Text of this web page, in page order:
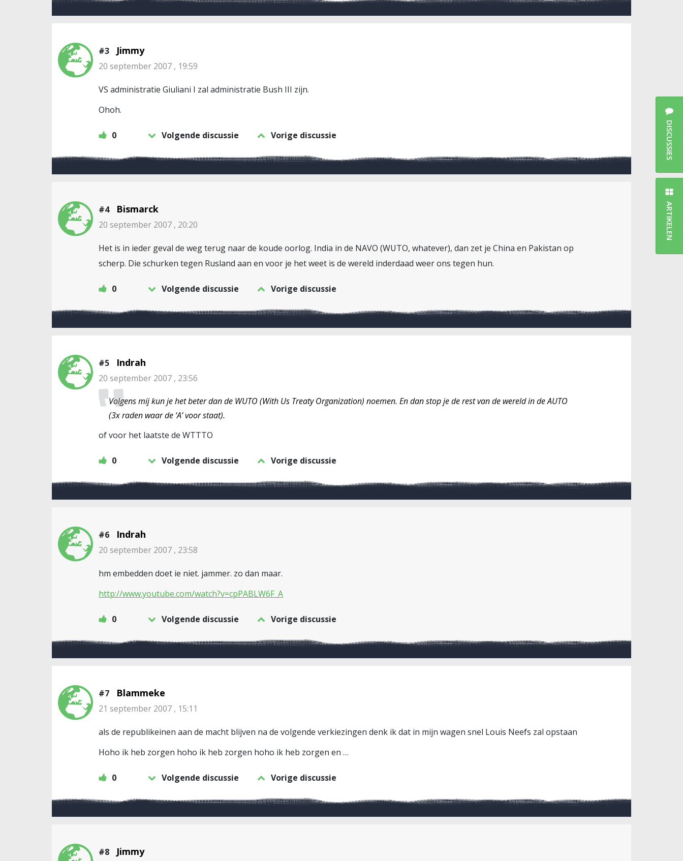
#3 Jimmy
20 september 2007 , 19:59
VS administratie Giuliani I zal administratie Bush III zijn.
Ohoh.
0 Volgende discussie Vorige discussie
#4 Bismarck
20 september 2007 , 20:20
Het is in ieder geval de weg terug naar de koude oorlog. India in de NAVO (WUTO, whatever), dan zet je China en Pakistan op
scherp. Die schurken tegen Rusland aan en voor je het weet is de wereld inderdaad weer ons tegen hun.
0 Volgende discussie Vorige discussie
#5 Indrah
20 september 2007 , 23:56
Volgens mij kun je het beter dan de WUTO (With Us Treaty Organization) noemen. En dan stop je de rest van de wereld in de AUTO
(3x raden waar de ‘A’ voor staat).
of voor het laatste de WTTTO
0 Volgende discussie Vorige discussie
#6 Indrah
20 september 2007 , 23:58
hm embedden doet ie niet. jammer. zo dan maar.
http://www.youtube.com/watch?v=cpPABLW6F_A
0 Volgende discussie Vorige discussie
#7 Blammeke
21 september 2007 , 15:11
als de republikeinen aan de macht blijven na de volgende verkiezingen denk ik dat in mijn wagen snel Louis Neefs zal opstaan
Hoho ik heb zorgen hoho ik heb zorgen hoho ik heb zorgen en …
0 Volgende discussie Vorige discussie
#8 Jimmy
DISCUSSIES
ARTIKELEN